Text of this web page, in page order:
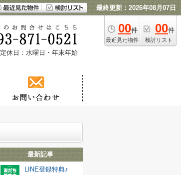
最終更新：2026年08月07日
00件
最近見た物件
00件
検討リスト
定休日：水曜日・年末年始
最新記事
LINE登録特典♪